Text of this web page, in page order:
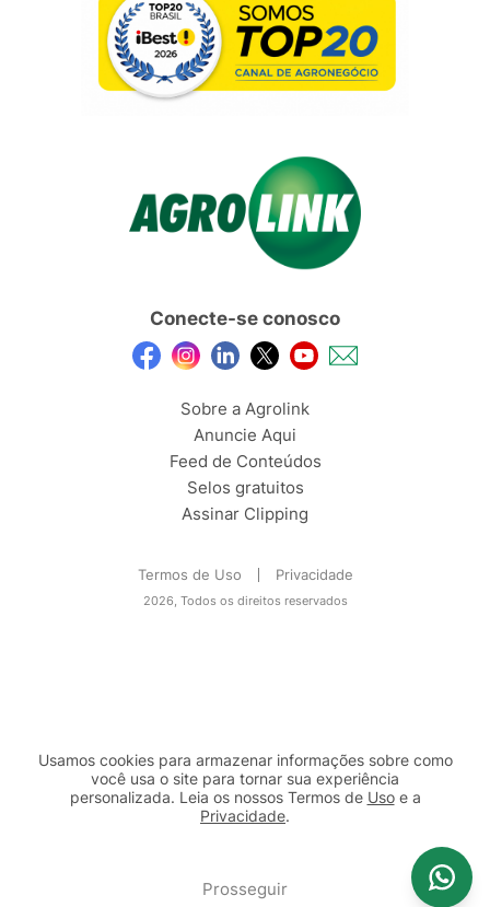
Conecte-se conosco
Sobre a Agrolink
Anuncie Aqui
Feed de Conteúdos
Selos gratuitos
Assinar Clipping
Termos de Uso Privacidade
2026, Todos os direitos reservados
Usamos cookies para armazenar informações sobre como
você usa o site para tornar sua experiência
personalizada. Leia os nossos Termos de Usoe a
Privacidade.
Prosseguir